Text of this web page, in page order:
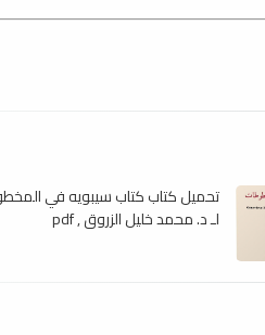
تحميل كتاب كتاب سيبويه في
لـ د. محمد خليل الزروق , pdf